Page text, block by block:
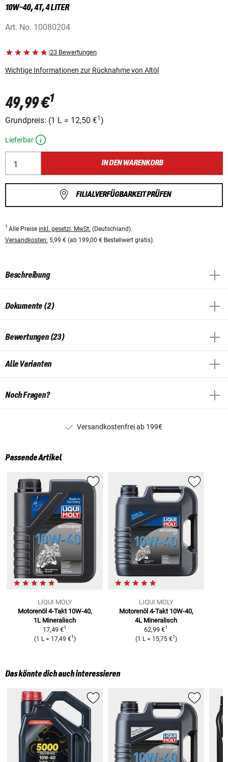
10W-40, 4T, 4 LITER
Art. No. 10080204
|23 Bewertungen
Wichtige Informationen zur Rücknahme von Altöl
49,99 €1
Grundpreis: (1 L = 12,50 €1 )
Lieferbar
IN DEN WARENKORB
FILIALVERFÜGBARKEIT PRÜFEN
1 Alle Preise inkl. gesetzl. MwSt. (Deutschland).
Versandkosten: 5,99 € (ab 199,00 € Bestellwert gratis).
Beschreibung
Dokumente (2)
Bewertungen (23)
Alle Varianten
Noch Fragen?
Versandkostenfrei ab 199€
Passende Artikel
LIQUI MOLY
Motorenöl 4-Takt 10W-40,
1L Mineralisch
17,49 €1
(1 L = 17,49 €1 )
LIQUI MOLY
Motorenöl 4-Takt 10W-40,
4L Mineralisch
62,99 €1
(1 L = 15,75 €1 )
Das könnte dich auch interessieren